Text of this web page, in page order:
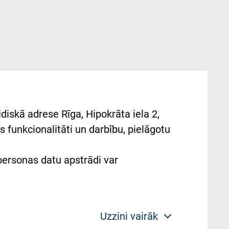
adrese Rīga, Hipokrāta iela 2,
funkcionalitāti un darbību, pielāgotu
datu apstrādi var
Uzzini vairāk